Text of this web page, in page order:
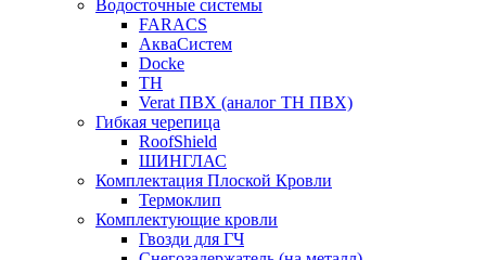
Водосточные системы
FARACS
АкваСистем
Docke
ТН
Verat ПВХ (аналог ТН ПВХ)
Гибкая черепица
RoofShield
ШИНГЛАС
Комплектация Плоской Кровли
Термоклип
Комплектующие кровли
Гвозди для ГЧ